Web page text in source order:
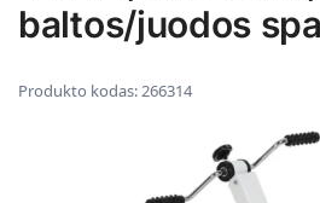
baltos/juodos
Produkto kodas:266314